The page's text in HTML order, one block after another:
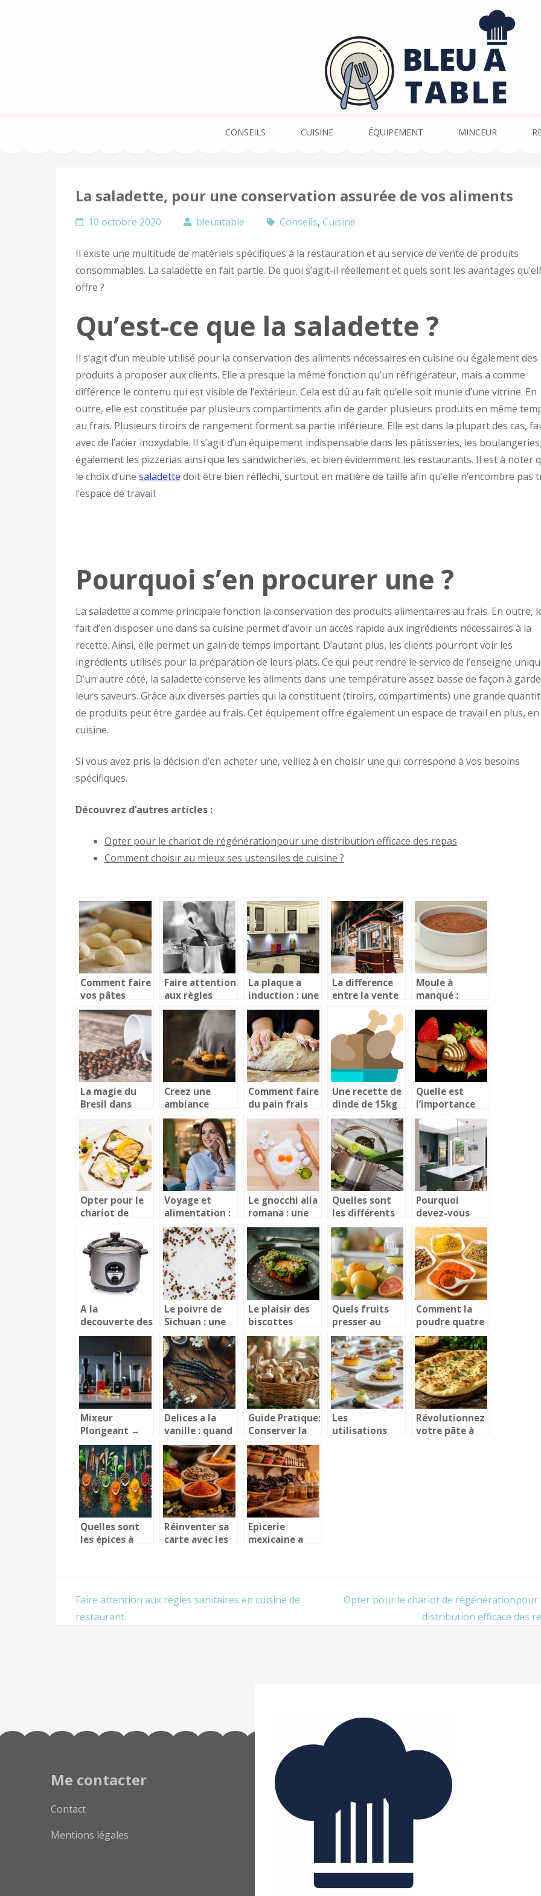
Bleu A TableCONSEILS CUISINE ÉQUIPEMENT MINCEUR
La saladette, pour une conservation assurée de vos aliments
10 octobre 2020 bleuatable Conseils, Cuisine
Il existe une multitude de matériels spécifiques à la restauration et au service de vente de produits
consommables. La saladette en fait partie. De quoi s’agit-il réellement et quels sont les avantages
offre ?
Qu’est-ce que la saladette ?
Il s’agit d’un meuble utilisé pour la conservation des aliments nécessaires en cuisine ou également des
produits à proposer aux clients. Elle a presque la même fonction qu’un réfrigérateur, mais a comme
différence le contenu qui est visible de l’extérieur. Cela est dû au fait qu’elle soit munie d’une vitrine. En
outre, elle est constituée par plusieurs compartiments afin de garder plusieurs produits en même
au frais. Plusieurs tiroirs de rangement forment sa partie inférieure. Elle est dans la plupart des cas,
avec de l’acier inoxydable. Il s’agit d’un équipement indispensable dans les pâtisseries, les
également les pizzerias ainsi que les sandwicheries, et bien évidemment les restaurants. Il est à noter
le choix d’une saladette doit être bien réfléchi, surtout en matière de taille afin qu’elle n’encombre pas
l’espace de travail.
Pourquoi s’en procurer une ?
La saladette a comme principale fonction la conservation des produits alimentaires au frais. En outre,
fait d’en disposer une dans sa cuisine permet d’avoir un accès rapide aux ingrédients nécessaires à la
recette. Ainsi, elle permet un gain de temps important. D’autant plus, les clients pourront voir les
ingrédients utilisés pour la préparation de leurs plats. Ce qui peut rendre le service de l’enseigne
D’un autre côté, la saladette conserve les aliments dans une température assez basse de façon à
leurs saveurs. Grâce aux diverses parties qui la constituent (tiroirs, compartiments) une grande
de produits peut être gardée au frais. Cet équipement offre également un espace de travail en plus, en
cuisine.
Si vous avez pris la décision d’en acheter une, veillez à en choisir une qui correspond à vos besoins
spécifiques.
Découvrez d’autres articles :
Opter pour le chariot de régénérationpour une distribution efficace des repas
Comment choisir au mieux ses ustensiles de cuisine ?
Comment faire
vos pâtes
fraiches à la
maison?
Faire attention
aux règles
sanitaires en
cuisine de
restaurant.
La plaque a
induction : une
revolution
dans la cuisine
La difference
entre la vente
a emporter et
la livraison a
domicile !
Moule à
manqué :
qu’est-ce que
c’est ?
La magie du
Bresil dans
votre tasse :
decouvrez les
saveurs du
cafe en grain
bresilien
Creez une
ambiance
d’Halloween
avec des
emporte-
pieces
thematiques
Comment faire
du pain frais
avec une
machine à pain
Une recette de
dinde de 15kg
à suivre
minutieusement
Quelle est
l’importance
du dessert
dans
l’alimentation
quotidienne
d’un homme ?
Opter pour le
chariot de
régénérationpour
une
distribution
efficace des
repas
Voyage et
alimentation :
comment
s’adapter
facilement ?
Le gnocchi alla
romana : une
spécialité
culinaire
italienne
Quelles sont
les différents
types de
marmites ?
Pourquoi
devez-vous
opter pour une
cuisine
connectee ?
A la
decouverte des
cuiseurs a riz
Le poivre de
Sichuan : une
epice
audacieuse
pour des
recettes
surprenantes
Le plaisir des
biscottes
croustillantes :
quand et
comment les
deguster ?
Quels fruits
presser au
presse-
agrumes ?
Comment la
poudre quatre
épices valorise
la richesse des
épices en
France
Mixeur
Plongeant →
Comparatif :
Test et Avis
des Modèles
Haut de
Gamme
Delices a la
vanille : quand
l’arome
tropical
sublime nos
preparations
Guide Pratique:
Conserver la
Fraicheur des
Cepes en
Cuisine –
Methodes et
Astuces de
Chef
Les
utilisations
Révolutionnez
votre pâte à
Quelles sont
les épices à
Réinventer sa
carte avec les
clients grâce à
Epicerie
mexicaine a
leurs saveurs
Navigation
de
Faire attention aux règles sanitaires en cuisine de
restaurant.
Opter pour le chariot de régénérationpour
distribution efficace des
Me contacter
Contact
Mentions légales